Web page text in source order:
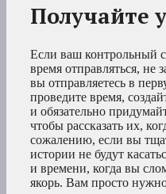
Получайте
Если ваш контрольный
время отправляться, не
вы отправляетесь в
проведите время,
и обязательно
чтобы рассказать их,
сожалению, если вы
истории не будут
и времени, когда вы
якорь. Вам просто